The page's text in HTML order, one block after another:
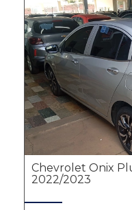
Chevrolet Onix
2022/2023